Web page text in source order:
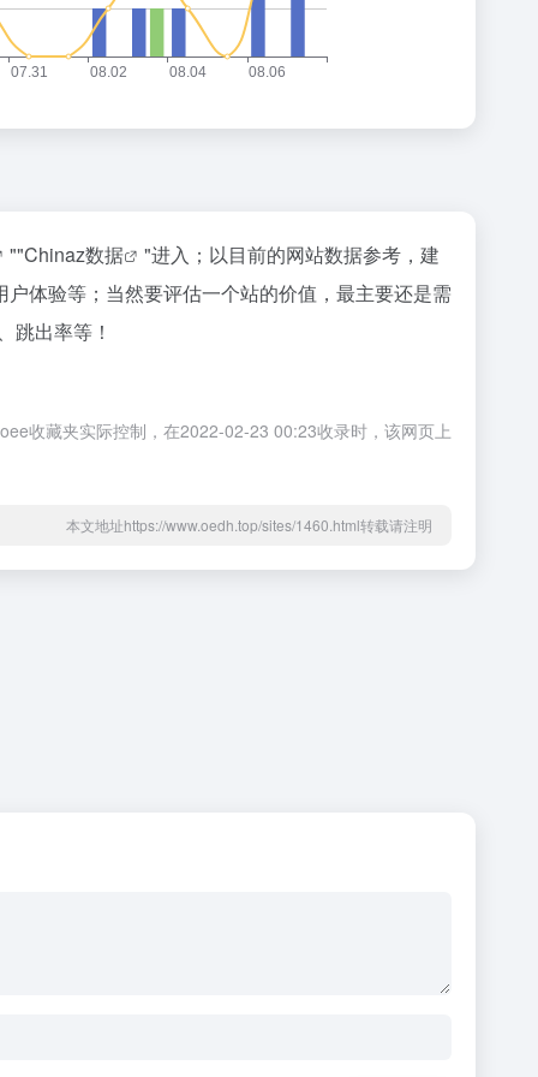
""Chinaz数据
"进入；以目前的网站数据参考，建
体验等；当然要评估一个站的价值，最主要还是需
跳出率等！
收藏夹实际控制，在2022-02-23 00:23收录时，该网页上
本文地址https://www.oedh.top/sites/1460.html转载请注明